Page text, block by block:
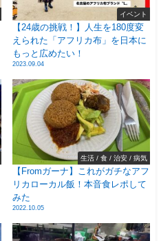
イベント
【24歳の挑戦！】人生を180度変
えられた「アフリカ布」を日本に
もっと広めたい！
2023.09.04
生活 / 食 / 治安 / 病気
【Fromガーナ】これがガチなアフ
リカローカル飯！本音食レポして
みた
2022.10.05